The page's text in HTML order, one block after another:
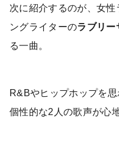
次に紹介するのが、女性
ングライターのラブリー
る一曲。
R&Bやヒップホップを
個性的な2人の歌声が心